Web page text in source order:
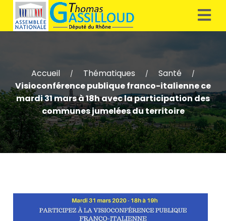
Accueil / Thématiques / Santé /
Visioconférence publique franco-italienne ce
mardi 31 mars à 18h avec la participation des
communes jumelées du territoire